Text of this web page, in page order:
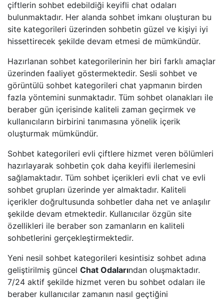
çiftlerin sohbet edebildiği keyifli chat odaları
bulunmaktadır. Her alanda sohbet imkanı oluşturan bu
site kategorileri üzerinden sohbetin güzel ve kişiyi iyi
hissettirecek şekilde devam etmesi de mümkündür.
Hazırlanan sohbet kategorilerinin her biri farklı amaçlar
üzerinden faaliyet göstermektedir. Sesli sohbet ve
görüntülü sohbet kategorileri chat yapmanın birden
fazla yöntemini sunmaktadır. Tüm sohbet olanakları ile
beraber gün içerisinde kaliteli zaman geçirmek ve
kullanıcıların birbirini tanımasına yönelik içerik
oluşturmak mümkündür.
Sohbet kategorileri evli çiftlere hizmet veren bölümleri
hazırlayarak sohbetin çok daha keyifli ilerlemesini
sağlamaktadır. Tüm sohbet içerikleri evli chat ve evli
sohbet grupları üzerinde yer almaktadır. Kaliteli
içerikler doğrultusunda sohbetler daha net ve anlaşılır
şekilde devam etmektedir. Kullanıcılar özgün site
özellikleri ile beraber son zamanların en kaliteli
sohbetlerini gerçekleştirmektedir.
Yeni nesil sohbet kategorileri kesintisiz sohbet adına
geliştirilmiş güncel Chat Odalarından oluşmaktadır.
7/24 aktif şekilde hizmet veren bu sohbet odaları ile
beraber kullanıcılar zamanın nasıl geçtiğini